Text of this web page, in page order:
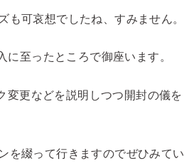
可哀想でしたね、すみません。
至ったところで御座います。
変更などを説明しつつ開封の儀を
を綴って行きますのでぜひみてい